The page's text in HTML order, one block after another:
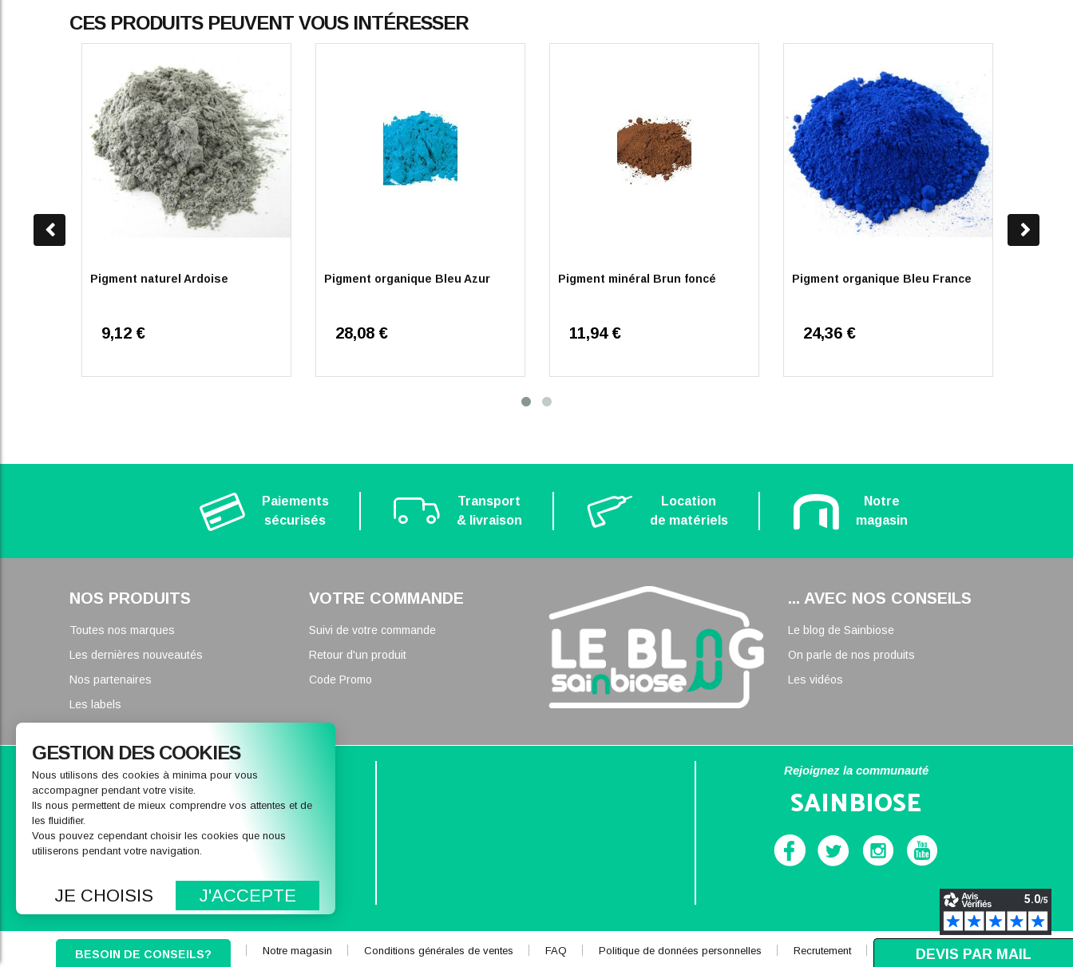
BESOIN DE CONSEILS?
CES PRODUITS PEUVENT VOUS INTÉRESSER
Pigment naturel Ardoise
9,12 €
Pigment organique Bleu Azur
28,08 €
Pigment minéral Brun foncé
11,94 €
Pigment organique Bleu France
24,36 €
Paiements
sécurisés
Transport
& livraison
Location
de matériels
Notre
magasin
NOS PRODUITS
Toutes nos marques
Les dernières nouveautés
Nos partenaires
Les labels
VOTRE COMMANDE
Suivi de votre commande
Retour d'un produit
Code Promo
... AVEC NOS CONSEILS
Le blog de Sainbiose
On parle de nos produits
Les vidéos
Parce que nous pouvons vous conseiller
CONTACTEZ-NOUS
Nous envoyer un message
04 78 37 16 03
Rejoignez la communauté
SAINBIOSE
Qui sommes-nous Notre magasin Conditions générales de ventes FAQ Politique de données personnelles Recrutement Mentions légales
DEVIS PAR MAIL
GESTION DES COOKIES
Nous utilisons des cookies à minima pour vous
accompagner pendant votre visite.
Ils nous permettent de mieux comprendre vos attentes et de
les fluidifier.
Vous pouvez cependant choisir les cookies que nous
utiliserons pendant votre navigation.
JE CHOISIS J'ACCEPTE